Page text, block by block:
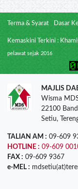
Terma & Syarat Dasar
Kemaskini Terkini :
pelawat sejak 2016
MAJLIS
Wisma
22100
Setiu,
TALIAN AM : 09-609
HOTLINE : 09-609
FAX : 09-609 9367
e-MEL :